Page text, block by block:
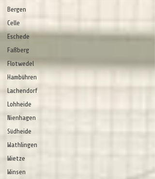
Bergen
Celle
Eschede
Faßberg
Flotwedel
Hambühren
Lachendorf
Lohheide
Nienhagen
Südheide
Wathlingen
Wietze
Winsen